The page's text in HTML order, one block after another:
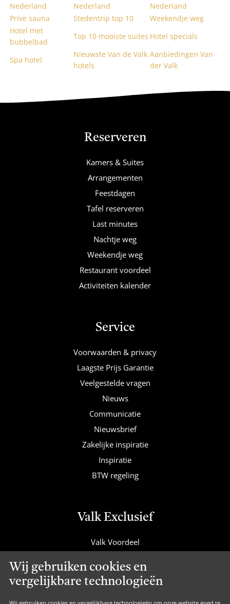
Wij gebruiken cookies en
vergelijkbare technologieën
Nederland
Nederland
Nederland
Prive sauna
Stedentrip top 10
Weekendje weg
Hotel met
bubbelbad
Top 10 mooiste suites Hotel specials
Spa hotel
Nieuwste Van de Valk
hotels
Aanbiedingen Van
der Valk
Reserveren
Kamers & Suites
Arrangementen
Feestdagen
Tafel reserveren
Last minutes
Nachtje weg
Weekendje weg
Restaurant voordeel
Activiteiten kalender
Service
Voorwaarden & privacy
Laagste Prijs Garantie
Veelgestelde vragen
Nieuws
Communicatie
Nieuwsbrief
Zakelijke inspiratie
Inspiratie
BTW regeling
Valk Exclusief
Valk Voordeel
Valk Suites
Valk Jobs